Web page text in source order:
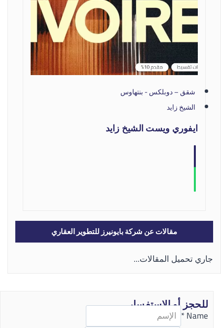
شقق – دوبلكس - بنتهاوس
الشيخ زايد
ايفوري ويست الشيخ زايد
مقالات عن شركة بايونيرز للتطوير العقاري
جاري تحميل المقالات...
للحجز أو الاستفسار
Name
*